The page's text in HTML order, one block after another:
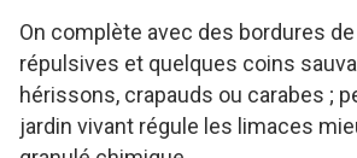
On complète avec des bordures
répulsives et quelques coins
hérissons, crapauds ou carabes ;
jardin vivant régule les limaces